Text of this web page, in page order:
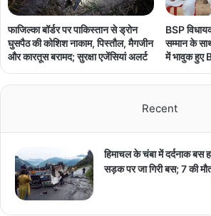
फाजिल्का बॉर्डर पर पाकिस्तान से ड्रोन
घुसपैठ की कोशिश नाकाम, पिस्तौल, मैगजीन
और कारतूस बरामद; सुरक्षा एजेंसियां अलर्ट
BSP
सम्मान के
में भावुक हुए
Recent
हिमाचल के चंबा में दर्दनाक बस
सड़क पर जा गिरी बस; 7 की